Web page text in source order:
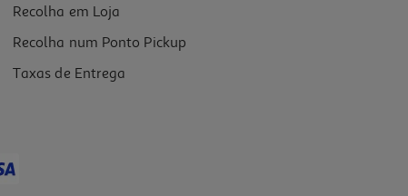
Recolha em Loja
Recolha num Ponto Pickup
Taxas de Entrega